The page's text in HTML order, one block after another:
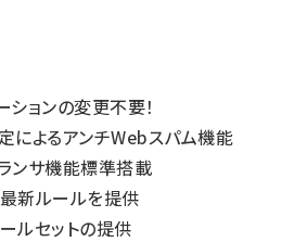
ションの変更不要！
によるアンチWebスパム機能
ンサ機能標準搭載
新ルールを提供
ルセットの提供